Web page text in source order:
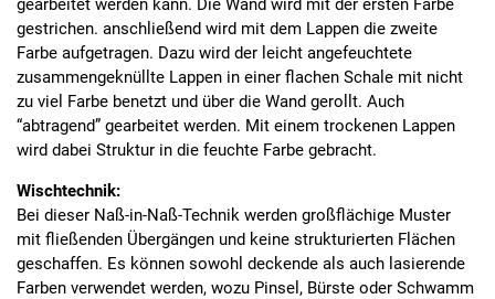
gearbeitet werden kann. Die Wand wird mit der ersten Farbe
gestrichen. anschließend wird mit dem Lappen die zweite
Farbe aufgetragen. Dazu wird der leicht angefeuchtete
zusammengeknüllte Lappen in einer flachen Schale mit nicht
zu viel Farbe benetzt und über die Wand gerollt. Auch
“abtragend” gearbeitet werden. Mit einem trockenen Lappen
wird dabei Struktur in die feuchte Farbe gebracht.
Wischtechnik:
Bei dieser Naß-in-Naß-Technik werden großflächige Muster
mit fließenden Übergängen und keine strukturierten Flächen
geschaffen. Es können sowohl deckende als auch lasierende
Farben verwendet werden, wozu Pinsel, Bürste oder Schwamm